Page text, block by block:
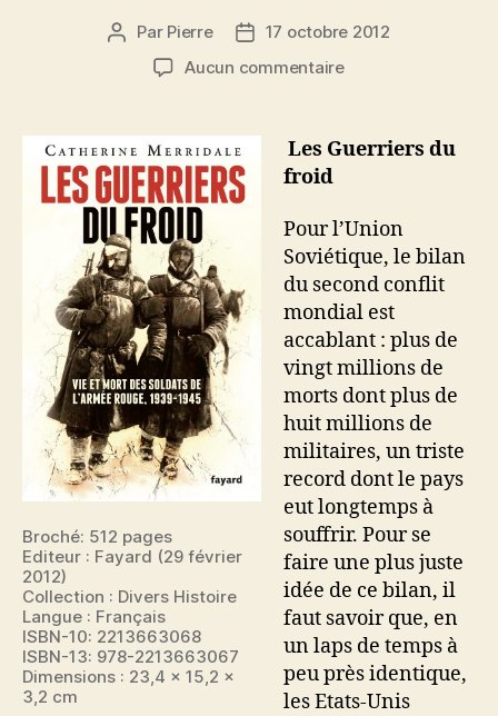
Auteur
l’article
Par Pierre
Date17 octobre 2012
Aucun commentairesur
et
mort
des
soldats
de
l’armée
rouge,
1939-
1945
Broché: 512 pages
Editeur : Fayard (29 février
2012)
Collection : Divers Histoire
Langue : Français
ISBN-10: 2213663068
ISBN-13: 978-2213663067
Dimensions : 23,4 x 15,2 x
3,2 cm
Les Guerriers du
froid
Pour l’Union
Soviétique, le bilan
du second conflit
mondial est
accablant : plus de
vingt millions de
morts dont plus de
huit millions de
militaires, un triste
record dont le pays
eut longtemps à
souffrir. Pour se
faire une plus juste
idée de ce bilan, il
faut savoir que, en
un laps de temps à
peu près identique,
les Etats-Unis